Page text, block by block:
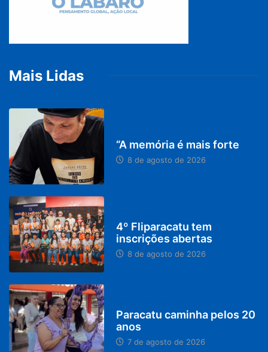
Mais Lidas
“A memória é mais forte
8 de agosto de 2026
4º Fliparacatu tem
inscrições abertas
8 de agosto de 2026
Paracatu caminha pelos 20
anos
7 de agosto de 2026